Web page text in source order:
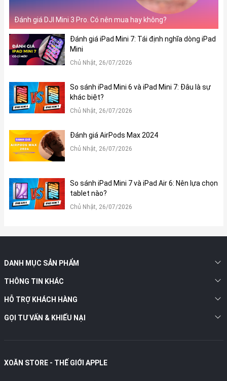
Đánh giá DJI Mini 3 Pro. Có nên mua hay không?
Đánh giá iPad Mini 7: Tái định nghĩa dòng iPad
Mini
Chủ Nhật, 26/07/2026
So sánh iPad Mini 6 và iPad Mini 7: Đâu là sự
khác biệt?
Chủ Nhật, 26/07/2026
Đánh giá AirPods Max 2024
Chủ Nhật, 26/07/2026
So sánh iPad Mini 7 và iPad Air 6: Nên lựa chọn
tablet nào?
Chủ Nhật, 26/07/2026
DANH MỤC SẢN PHẨM
THÔNG TIN KHÁC
HỖ TRỢ KHÁCH HÀNG
GỌI TƯ VẤN & KHIẾU NẠI
XOĂN STORE - THẾ GIỚI APPLE